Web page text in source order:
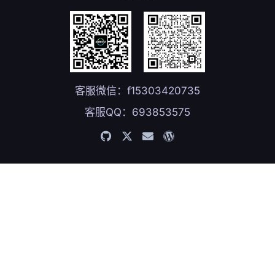
客服微信：f15303420735
客服QQ：693853575